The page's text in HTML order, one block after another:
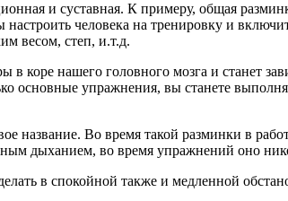
и суставная. К примеру, общая
человека на тренировку и
весом, степ, и.т.д.
в коре нашего головного мозга и станет
основные упражнения, вы станете
название. Во время такой разминки в
дыханием, во время упражнений оно
в спокойной также и медленной